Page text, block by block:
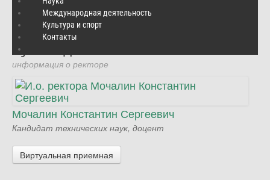
Международная деятельность
Культура и спорт
Контакты
Руководство
информация о ректоре
Мочалин Константин Сергеевич
Кандидат технических наук, доцент
Виртуальная приемная